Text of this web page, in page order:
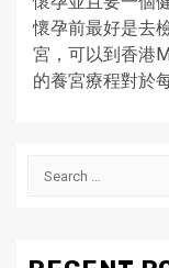
懷孕前最好是去
宮，可以到香港
的養宮療程對於
Search